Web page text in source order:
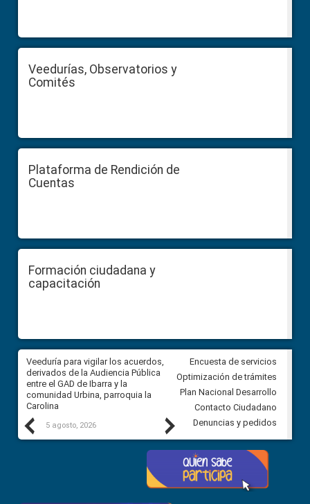
Veedurías, Observatorios y
Comités
Plataforma de Rendición de
Cuentas
Formación ciudadana y
capacitación
Previous
Veeduría para vigilar los acuerdos,
derivados de la Audiencia Pública
entre el GAD de Ibarra y la
comunidad Urbina, parroquia la
Carolina
5 agosto, 2026
CPCCS convoca a Veeduría
Ciudadana para vigilar el
5 agosto, 2026
Next
Encuesta de servicios
Optimización de trámites
Plan Nacional Desarrollo
Contacto Ciudadano
Denuncias y pedidos